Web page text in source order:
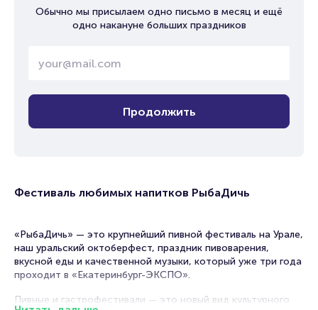
Обычно мы присылаем одно письмо в месяц и ещё
одно накануне больших праздников
Продолжить
Фестиваль любимых напитков РыбаДичь
«РыбаДичь» — это крупнейший пивной фестиваль на Урале,
наш уральский октоберфест, праздник пивоварения,
вкусной еды и качественной музыки, который уже три года
проходит в «Екатеринбург-ЭКСПО».
Пивные и гастрофестивали — это новый вид культурного